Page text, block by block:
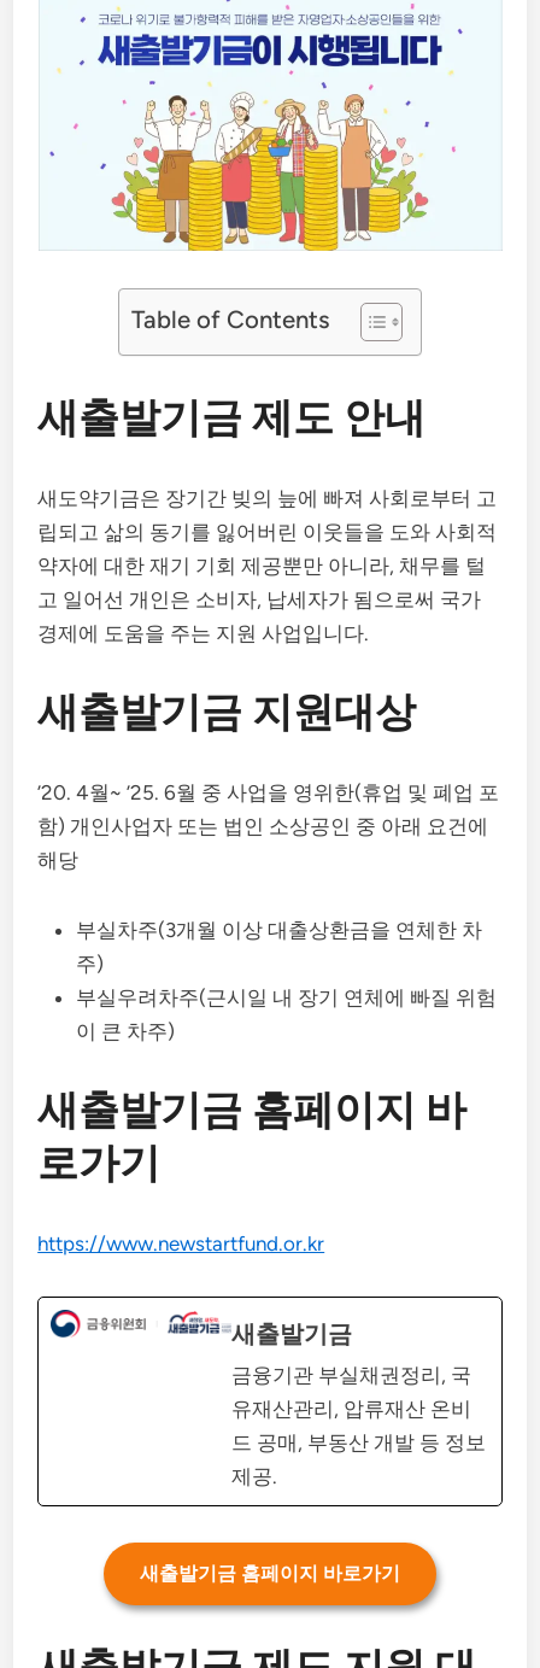
Table of Contents
새출발기금 제도 안내
새도약기금은 장기간 빚의 늪에 빠져 사회로부터 고
립되고 삶의 동기를 잃어버린 이웃들을 도와 사회적
약자에 대한 재기 기회 제공뿐만 아니라, 채무를 털
고 일어선 개인은 소비자, 납세자가 됨으로써 국가
경제에 도움을 주는 지원 사업입니다.
새출발기금 지원대상
’20. 4월~ ’25. 6월 중 사업을 영위한(휴업 및 폐업 포
함) 개인사업자 또는 법인 소상공인 중 아래 요건에
해당
부실차주(3개월 이상 대출상환금을 연체한 차
주)
부실우려차주(근시일 내 장기 연체에 빠질 위험
이 큰 차주)
새출발기금 홈페이지 바
로가기
https://www.newstartfund.or.kr
새출발기금
금융기관 부실채권정리, 국
유재산관리, 압류재산 온비
드 공매, 부동산 개발 등 정보
제공.
새출발기금 홈페이지 바로가기